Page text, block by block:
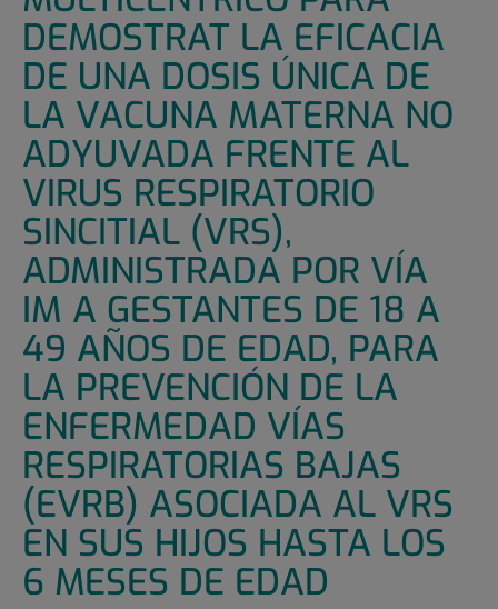
DEMOSTRAT LA EFICACIA
DE UNA DOSIS ÚNICA DE
LA VACUNA MATERNA NO
ADYUVADA FRENTE AL
VIRUS RESPIRATORIO
SINCITIAL (VRS),
ADMINISTRADA POR VÍA
IM A GESTANTES DE 18 A
49 AÑOS DE EDAD, PARA
LA PREVENCIÓN DE LA
ENFERMEDAD VÍAS
RESPIRATORIAS BAJAS
(EVRB) ASOCIADA AL VRS
EN SUS HIJOS HASTA LOS
6 MESES DE EDAD